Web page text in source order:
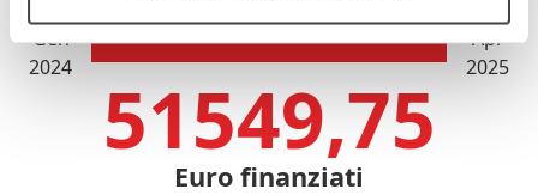
Gen
2024
Apr
2025
51549,75
Euro finanziati